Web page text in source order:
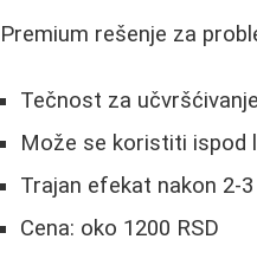
Premium rešenje za
Tečnost za
Može se koristiti ispod
Trajan efekat nakon 2-3
Cena: oko 1200 RSD